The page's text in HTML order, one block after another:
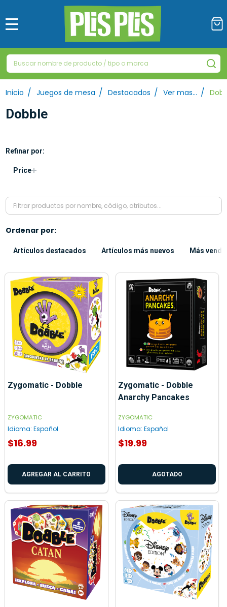
Buscar
Inicio / Juegos de mesa / Destacados / Ver mas… /
Dobble
Filtrar
Refinar por:
Price
Ordenar por:
Artículos destacados Artículos más nuevos Más
Zygomatic - Dobble
ZYGOMATIC
Idioma: Español
$16.99
AGREGAR AL CARRITO
Zygomatic - Dobble
Anarchy Pancakes
ZYGOMATIC
Idioma: Español
$19.99
AGOTADO